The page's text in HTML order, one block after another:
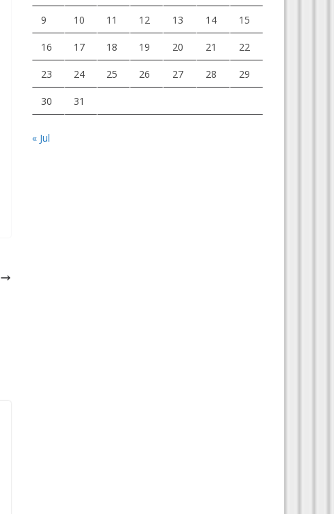
9 10 11 12 13 14 15
16 17 18 19 20 21 22
23 24 25 26 27 28 29
30 31
« Jul